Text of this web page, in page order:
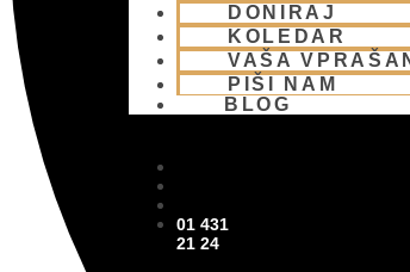
DONIRAJ
KOLEDAR
VAŠA
PIŠI NAM
BLOG
01 431
21 24